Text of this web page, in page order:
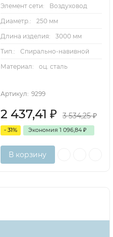
Элемент сети:
Воздуховод
Диаметр.:
250 мм
Длина изделия:
3000 мм
Тип.:
Спирально-навивной
Материал:
оц. сталь
Артикул: 9299
2 437,41 ₽ 3 534,25₽
- 31% Экономия 1 096,84 ₽
В корзину